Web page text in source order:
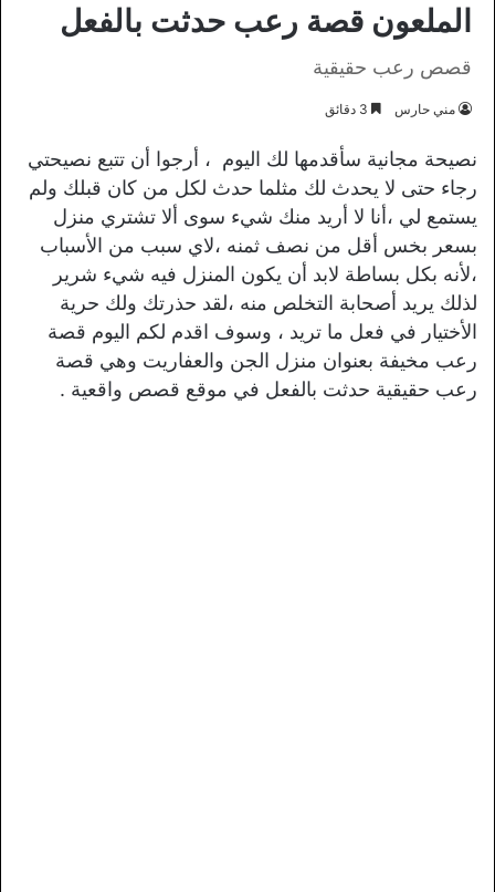
الملعون قصة رعب حدثت بالفعل
قصص رعب حقيقية
مني حارس
نصيحة مجانية سأقدمها لك اليوم ، أرجوا أن تتبع نصيحتي
رجاء حتى لا يحدث لك مثلما حدث لكل من كان قبلك ولم
يستمع لي ،أنا لا أريد منك شيء سوى ألا تشتري منزل
بسعر بخس أقل من نصف ثمنه ،لاي سبب من الأسباب
،لأنه بكل بساطة لابد أن يكون المنزل فيه شيء شرير
لذلك يريد أصحابة التخلص منه ،لقد حذرتك ولك حرية
الأختيار في فعل ما تريد ، وسوف اقدم لكم اليوم قصة
رعب مخيفة بعنوان منزل الجن والعفاريت وهي قصة
رعب حقيقية حدثت بالفعل في موقع قصص واقعية .